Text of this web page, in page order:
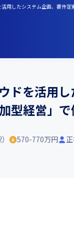
用したシステム企画、要件
ドを活用
型経営」
570-770万円